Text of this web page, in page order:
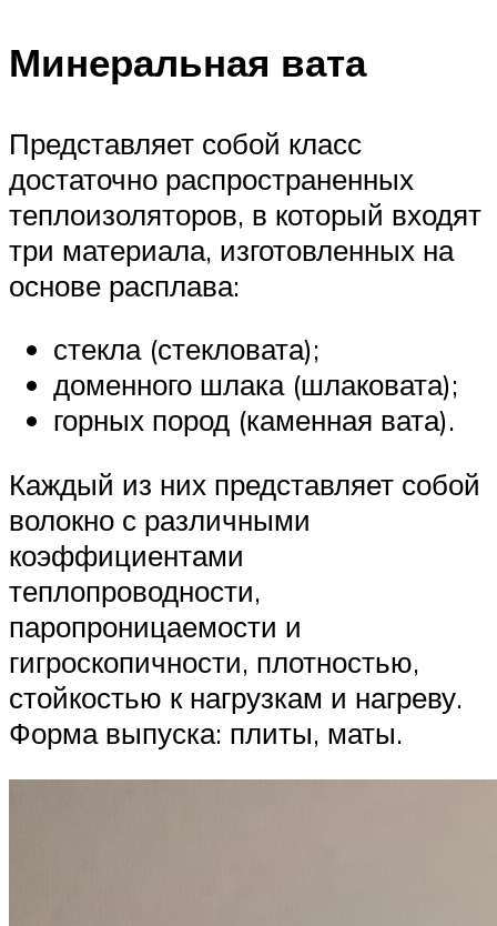
Минеральная вата
Представляет собой класс
достаточно распространенных
теплоизоляторов, в который входят
три материала, изготовленных на
основе расплава:
стекла (стекловата);
доменного шлака (шлаковата);
горных пород (каменная вата).
Каждый из них представляет собой
волокно с различными
коэффициентами
теплопроводности,
паропроницаемости и
гигроскопичности, плотностью,
стойкостью к нагрузкам и нагреву.
Форма выпуска: плиты, маты.